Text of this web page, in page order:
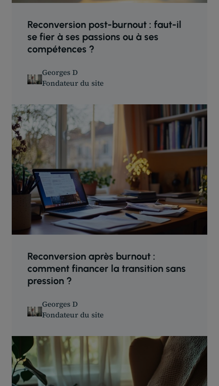
Reconversion post-burnout : faut-il
se fier à ses passions ou à ses
compétences ?
Georges D
Fondateur du site
Reconversion après burnout :
comment financer la transition sans
pression ?
Georges D
Fondateur du site